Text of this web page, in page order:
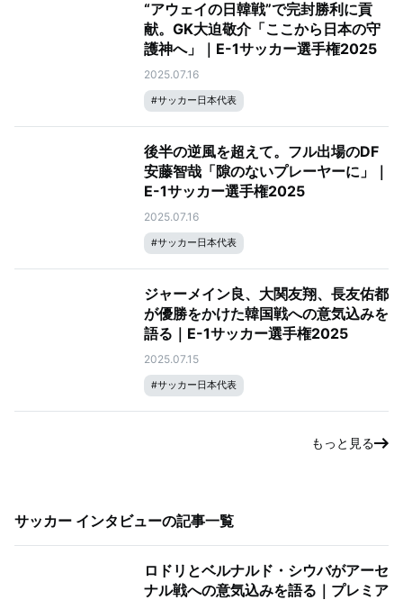
“アウェイの日韓戦”で完封勝利に貢
献。GK大迫敬介「ここから日本の守
護神へ」｜E-1サッカー選手権2025
2025.07.16
#サッカー日本代表
後半の逆風を超えて。フル出場のDF
安藤智哉「隙のないプレーヤーに」｜
E-1サッカー選手権2025
2025.07.16
#サッカー日本代表
ジャーメイン良、大関友翔、長友佑都
が優勝をかけた韓国戦への意気込みを
語る｜E-1サッカー選手権2025
2025.07.15
#サッカー日本代表
もっと見る
サッカー インタビューの記事一覧
ロドリとベルナルド・シウバがアーセ
ナル戦への意気込みを語る｜プレミア